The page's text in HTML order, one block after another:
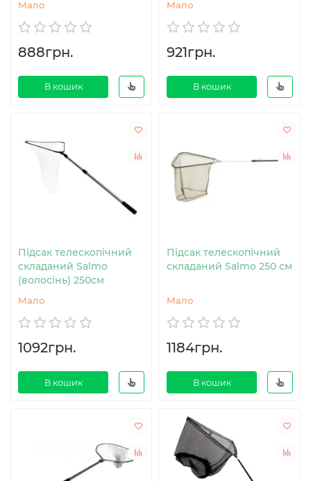
Мало
888грн.
В кошик
Мало
921грн.
В кошик
Підсак телескопічний
складаний Salmo
(волосінь) 250см
Мало
1092грн.
В кошик
Підсак телескопічний
складаний Salmo 250 см
Мало
1184грн.
В кошик